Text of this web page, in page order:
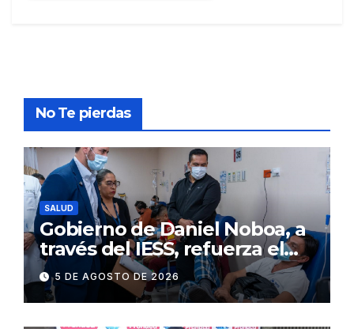
No Te pierdas
SALUD
Gobierno de Daniel Noboa, a
través del IESS, refuerza el
abastecimiento de insulina
en 86 establecimientos de
salud
5 DE AGOSTO DE 2026